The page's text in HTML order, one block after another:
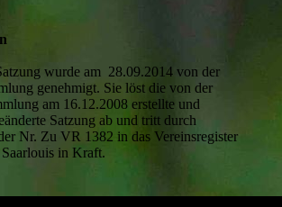
wurde am 28.09.2014 von der
genehmigt. Sie löst die von der
am 16.12.2008 erstellte und
Satzung ab und tritt durch
Nr. Zu VR 1382 in das Vereinsregister
in Kraft.